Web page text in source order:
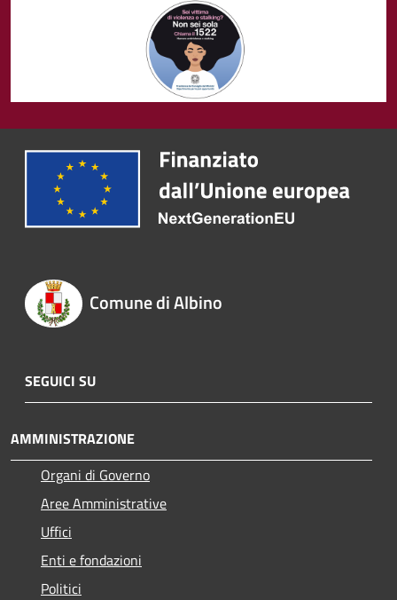
Comune di Albino
SEGUICI SU
AMMINISTRAZIONE
Organi di Governo
Aree Amministrative
Uffici
Enti e fondazioni
Politici